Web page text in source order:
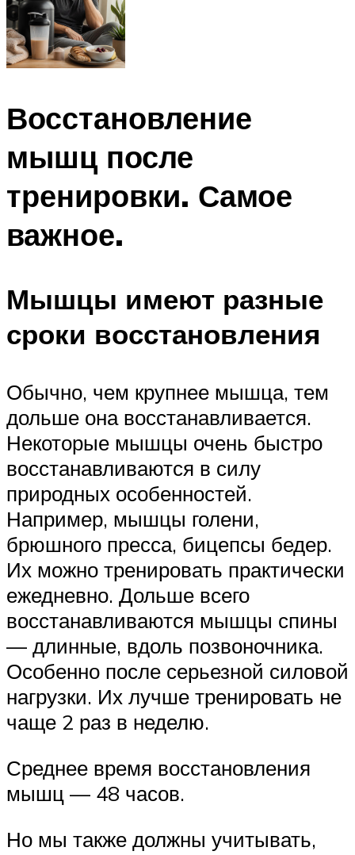
Восстановление
мышц после
тренировки. Самое
важное.
Мышцы имеют разные
сроки восстановления
Обычно, чем крупнее мышца, тем
дольше она восстанавливается.
Некоторые мышцы очень быстро
восстанавливаются в силу
природных особенностей.
Например, мышцы голени,
брюшного пресса, бицепсы бедер.
Их можно тренировать практически
ежедневно. Дольше всего
восстанавливаются мышцы спины
— длинные, вдоль позвоночника.
Особенно после серьезной силовой
нагрузки. Их лучше тренировать не
чаще 2 раз в неделю.
Среднее время восстановления
мышц — 48 часов.
Но мы также должны учитывать,